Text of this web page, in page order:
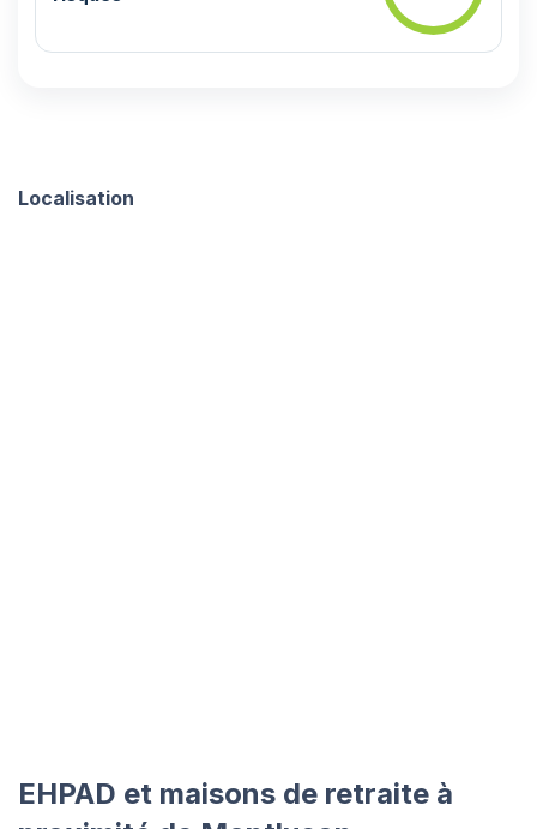
Localisation
EHPAD et maisons de retraite à